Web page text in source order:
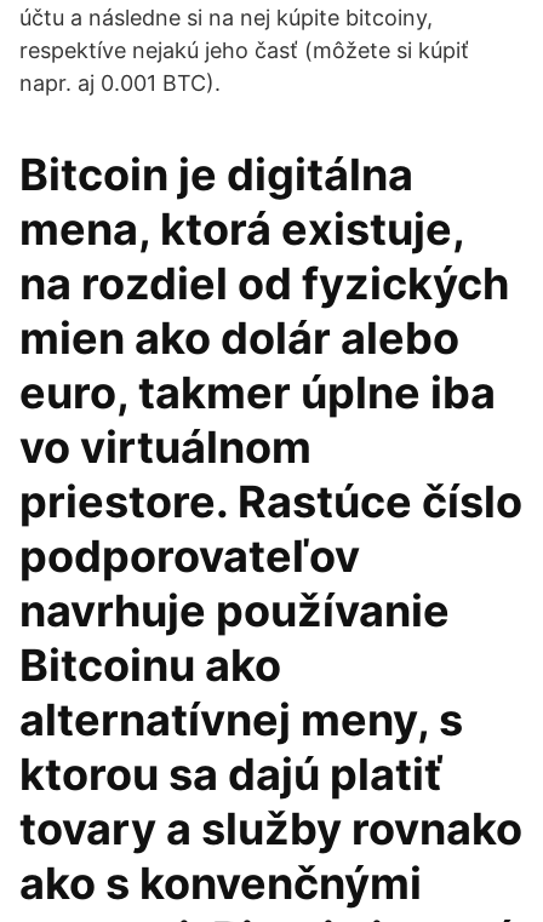
účtu a následne si na nej kúpite bitcoiny,
respektíve nejakú jeho časť (môžete si kúpiť
napr. aj 0.001 BTC).
Bitcoin je digitálna
mena, ktorá existuje,
na rozdiel od fyzických
mien ako dolár alebo
euro, takmer úplne iba
vo virtuálnom
priestore. Rastúce číslo
podporovateľov
navrhuje používanie
Bitcoinu ako
alternatívnej meny, s
ktorou sa dajú platiť
tovary a služby rovnako
ako s konvenčnými